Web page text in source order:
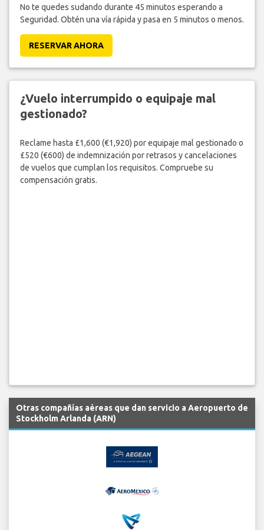
No te quedes sudando durante 45 minutos esperando a
Seguridad. Obtén una vía rápida y pasa en 5 minutos o menos.
RESERVAR AHORA
¿Vuelo interrumpido o equipaje mal
gestionado?
Reclame hasta £1,600 (€1,920) por equipaje mal gestionado o
£520 (€600) de indemnización por retrasos y cancelaciones
de vuelos que cumplan los requisitos. Compruebe su
compensación gratis.
Otras compañías aéreas que dan servicio a Aeropuerto de
Stockholm Arlanda (ARN)